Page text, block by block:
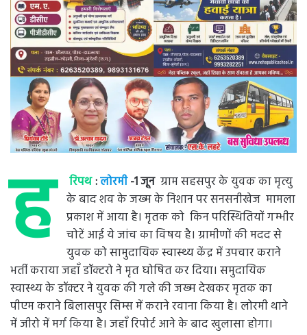
ह रिपथ:लोरमी-1 जूनग्राम सहसपुर के युवक का मृत्यु
के बाद शव के जख्म के निशान पर सनसनीखेज मामला
प्रकाश में आया है। मृतक को किन परिस्थितियों गम्भीर
चोटें आई ये जांच का विषय है। ग्रामीणों की मदद से
युवक को सामुदायिक स्वास्थ्य केंद्र में उपचार कराने
भर्ती कराया जहाँ डॉक्टरो ने मृत घोषित कर दिया। समुदायिक
स्वास्थ्य के डॉक्टर ने युवक की गले की जख्म देखकर मृतक का
पीएम कराने बिलासपुर सिम्स में कराने रवाना किया है। लोरमी थाने
में जीरो में मर्ग किया है। जहाँ रिपोर्ट आने के बाद खुलासा होगा।